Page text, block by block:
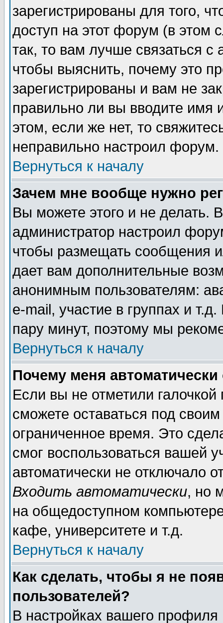
зарегистрированы для того,
доступ на этот форум (в этом
так, то вам лучше связаться
чтобы выяснить, почему это
зарегистрированы и вам не
правильно ли вы вводите
этом, если же нет, то
неправильно настроил форум.
Вернуться к началу
Зачем мне вообще нужно
Вы можете этого и не делать.
администратор настроил
чтобы размещать сообщения
дает вам дополнительные
анонимным пользователям:
e-mail, участие в группах и
пару минут, поэтому мы
Вернуться к началу
Почему меня автоматически
Если вы не отметили галочкой
сможете оставаться под
ограниченное время. Это
смог воспользоваться вашей
автоматически не отключало
Входить автоматически, но
на общедоступном
кафе, университете и т.д.
Вернуться к началу
Как сделать, чтобы я не
пользователей?
В настройках вашего